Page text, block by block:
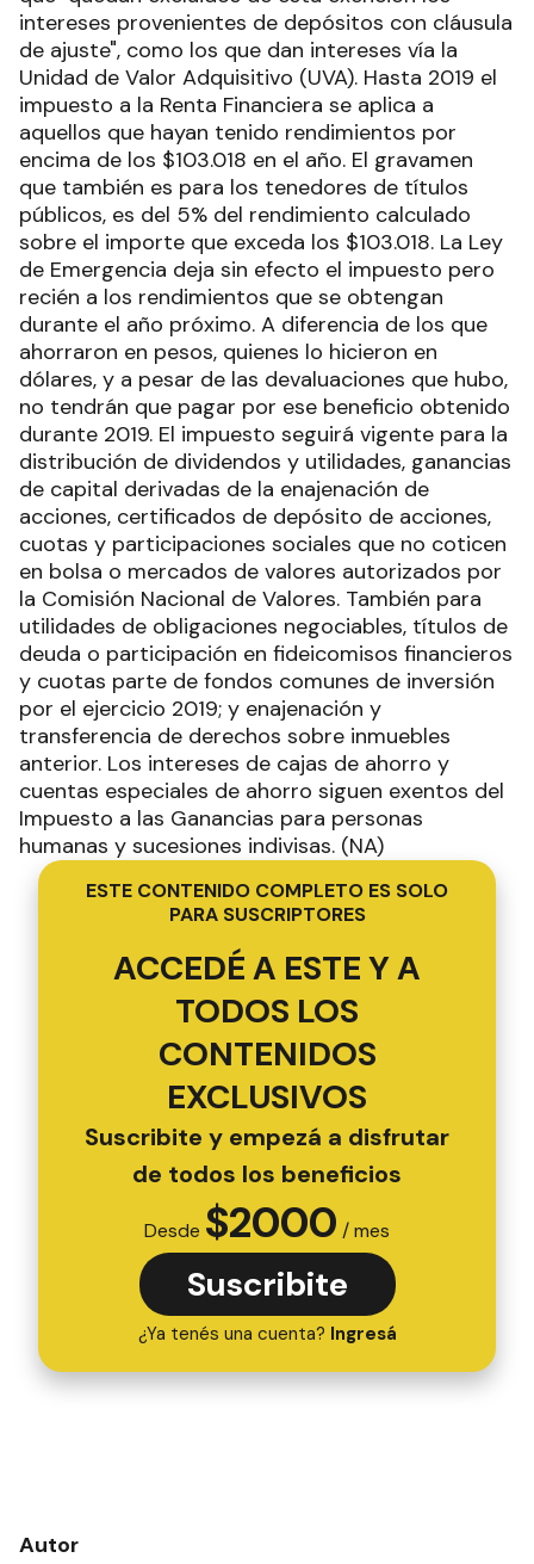
intereses provenientes de depósitos con cláusula
de ajuste", como los que dan intereses vía la
Unidad de Valor Adquisitivo (UVA). Hasta 2019 el
impuesto a la Renta Financiera se aplica a
aquellos que hayan tenido rendimientos por
encima de los $103.018 en el año. El gravamen
que también es para los tenedores de títulos
públicos, es del 5% del rendimiento calculado
sobre el importe que exceda los $103.018. La Ley
de Emergencia deja sin efecto el impuesto pero
recién a los rendimientos que se obtengan
durante el año próximo. A diferencia de los que
ahorraron en pesos, quienes lo hicieron en
dólares, y a pesar de las devaluaciones que hubo,
no tendrán que pagar por ese beneficio obtenido
durante 2019. El impuesto seguirá vigente para la
distribución de dividendos y utilidades, ganancias
de capital derivadas de la enajenación de
acciones, certificados de depósito de acciones,
cuotas y participaciones sociales que no coticen
en bolsa o mercados de valores autorizados por
la Comisión Nacional de Valores. También para
utilidades de obligaciones negociables, títulos de
deuda o participación en fideicomisos financieros
y cuotas parte de fondos comunes de inversión
por el ejercicio 2019; y enajenación y
transferencia de derechos sobre inmuebles
anterior. Los intereses de cajas de ahorro y
cuentas especiales de ahorro siguen exentos del
Impuesto a las Ganancias para personas
humanas y sucesiones indivisas. (NA)
ESTE CONTENIDO COMPLETO ES SOLO
PARA SUSCRIPTORES
ACCEDÉ A ESTE Y A
TODOS LOS
CONTENIDOS
EXCLUSIVOS
Suscribite y empezá a disfrutar
de todos los beneficios
Desde $2000 / mes
Suscribite
¿Ya tenés una cuenta? Ingresá
Autor